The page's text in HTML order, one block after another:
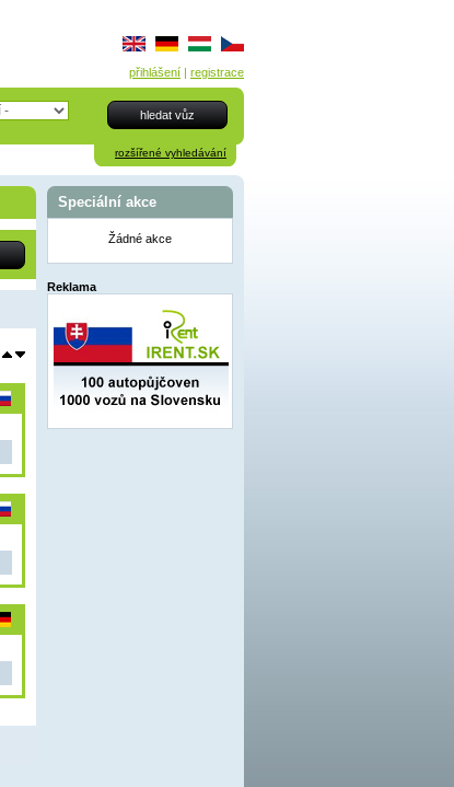
přihlášení | registrace
rozšířené vyhledávání
Speciální akce
Žádné akce
Reklama